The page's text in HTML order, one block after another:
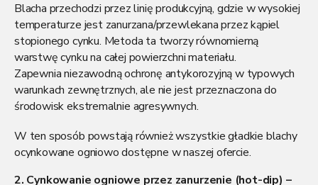
Blacha przechodzi przez linię produkcyjną, gdzie w wysokiej
temperaturze jest zanurzana/przewlekana przez kąpiel
stopionego cynku. Metoda ta tworzy równomierną
warstwę cynku na całej powierzchni materiału.
Zapewnia niezawodną ochronę antykorozyjną w typowych
warunkach zewnętrznych, ale nie jest przeznaczona do
środowisk ekstremalnie agresywnych.
W ten sposób powstają również wszystkie gładkie blachy
ocynkowane ogniowo dostępne w naszej ofercie.
2. Cynkowanie ogniowe przez zanurzenie (hot-dip) –